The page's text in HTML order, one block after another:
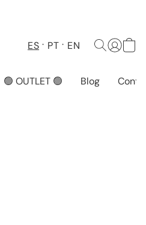
ES PT EN
🟢 OUTLET 🟢 Blog